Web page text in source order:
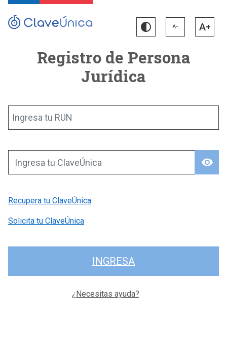
Registro de Persona
Jurídica
Ingresa tu RUN
visibility
Ingresa tu ClaveÚnica
Recupera tu ClaveÚnica
Solicita tu ClaveÚnica
INGRESA
¿Necesitas ayuda?